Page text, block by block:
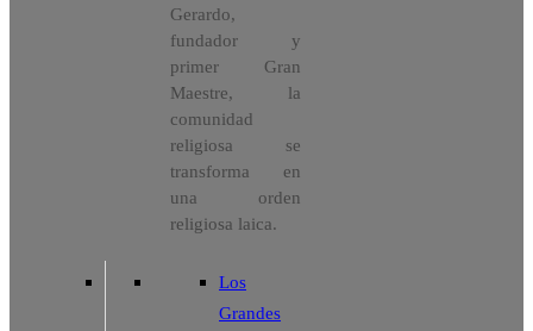
Gerardo,
fundador y
primer Gran
Maestre, la
comunidad
religiosa se
transforma en
una orden
religiosa laica.
Los
Grandes